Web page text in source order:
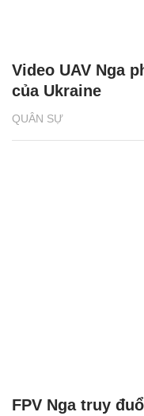
QUÂN SỰ
Video UAV Nga
của Ukraine
FPV Nga truy